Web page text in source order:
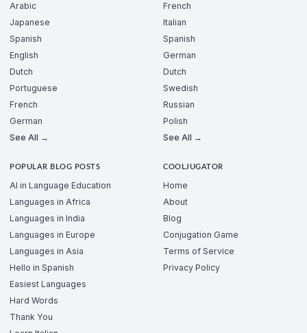
Arabic
Japanese
Spanish
English
Dutch
Portuguese
French
German
See All →
French
Italian
Spanish
German
Dutch
Swedish
Russian
Polish
See All →
POPULAR BLOG POSTS
AI in Language Education
Languages in Africa
Languages in India
Languages in Europe
Languages in Asia
Hello in Spanish
Easiest Languages
Hard Words
Thank You
COOLJUGATOR
Home
About
Blog
Conjugation Game
Terms of Service
Privacy Policy